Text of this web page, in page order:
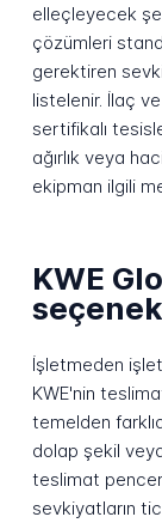
elleçleyecek
çözümleri
gerektiren
listelenir. İlaç
sertifikalı
ağırlık veya
ekipman ilgili
KWE
İşletmeden
KWE'nin
temelden
dolap şekil
teslimat
sevkiyatların